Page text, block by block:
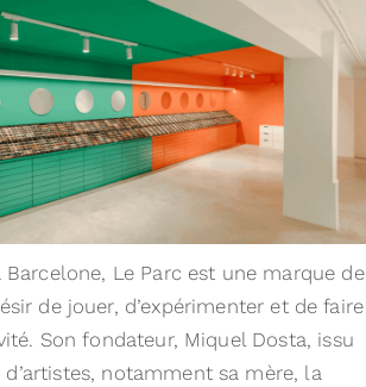
Barcelone, Le Parc est une marque de
de jouer, d’expérimenter et de faire
Son fondateur, Miquel Dosta, issu
d’artistes, notamment sa mère, la